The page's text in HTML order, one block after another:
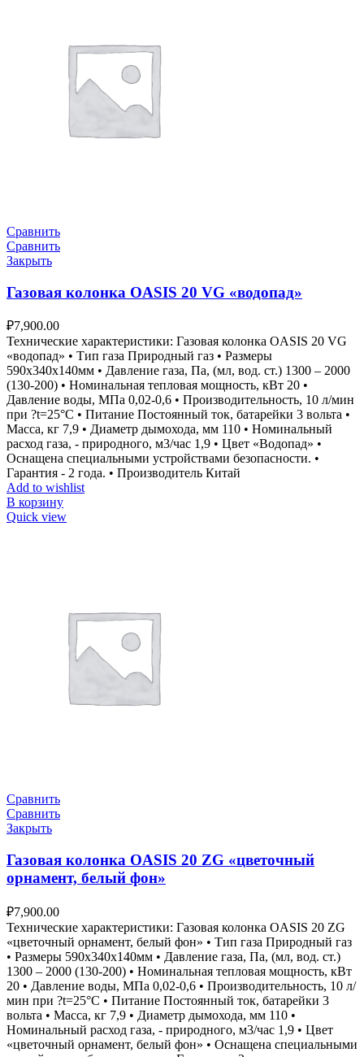
Сравнить
Сравнить
Закрыть
Газовая колонка OASIS 20 VG «водопад»
₽7,900.00
Технические характеристики: Газовая колонка OASIS 20 VG
«водопад» • Тип газа Природный газ • Размеры
590х340х140мм • Давление газа, Па, (мл, вод. ст.) 1300 – 2000
(130-200) • Номинальная тепловая мощность, кВт 20 •
Давление воды, МПа 0,02-0,6 • Производительность, 10 л/мин
при ?t=25°С • Питание Постоянный ток, батарейки 3 вольта •
Масса, кг 7,9 • Диаметр дымохода, мм 110 • Номинальный
расход газа, - природного, м3/час 1,9 • Цвет «Водопад» •
Оснащена специальными устройствами безопасности. •
Гарантия - 2 года. • Производитель Китай
Add to wishlist
В корзину
Quick view
Сравнить
Сравнить
Закрыть
Газовая колонка OASIS 20 ZG «цветочный
орнамент, белый фон»
₽7,900.00
Технические характеристики: Газовая колонка OASIS 20 ZG
«цветочный орнамент, белый фон» • Тип газа Природный газ
• Размеры 590х340х140мм • Давление газа, Па, (мл, вод. ст.)
1300 – 2000 (130-200) • Номинальная тепловая мощность, кВт
20 • Давление воды, МПа 0,02-0,6 • Производительность, 10 л/
мин при ?t=25°С • Питание Постоянный ток, батарейки 3
вольта • Масса, кг 7,9 • Диаметр дымохода, мм 110 •
Номинальный расход газа, - природного, м3/час 1,9 • Цвет
«цветочный орнамент, белый фон» • Оснащена специальными